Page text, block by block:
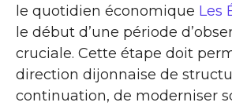
le quotidien économique Les
le début d’une période
cruciale. Cette étape doit
direction dijonnaise de
continuation, de moderniser